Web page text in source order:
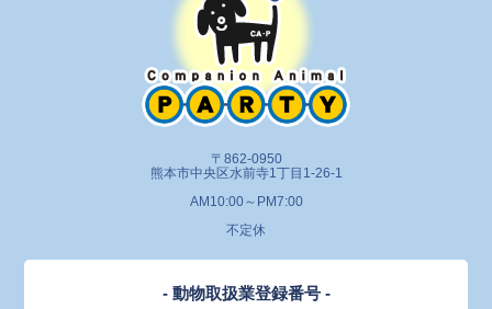
〒862-0950
熊本市中央区水前寺1丁目1-26-1
AM10:00～PM7:00
不定休
- 動物取扱業登録番号 -